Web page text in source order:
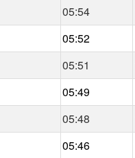
05:54
05:52
05:51
05:49
05:48
05:46